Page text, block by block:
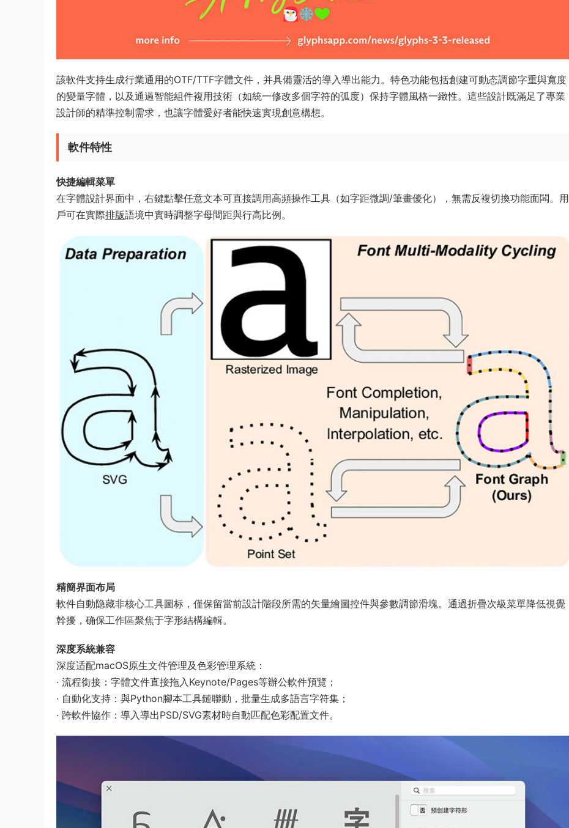
該軟件支持生成行業通用的OTF/TTF字體文件，并具備靈活的導入導出能力。特色功能包括創建可動态調節字重與寬度
的變量字體，以及通過智能組件複用技術（如統一修改多個字符的弧度）保持字體風格一緻性。這些設計既滿足了專業
設計師的精準控制需求，也讓字體愛好者能快速實現創意構想。
軟件特性
快捷編輯菜單​
在字體設計界面中，右鍵點擊任意文本可直接調用高頻操作工具（如字距微調/筆畫優化），無需反複切換功能面闆。用
戶可在實際排版語境中實時調整字母間距與行高比例。
​精簡界面布局​
軟件自動隐藏非核心工具圖标，僅保留當前設計階段所需的矢量繪圖控件與參數調節滑塊。通過折疊次級菜單降低視覺
幹擾，确保工作區聚焦于字形結構編輯。
​深度系統兼容​
深度适配macOS原生文件管理及色彩管理系統：
​· 流程銜接​：字體文件直接拖入Keynote/Pages等辦公軟件預覽；
· ​自動化支持​：與Python腳本工具鏈聯動，批量生成多語言字符集；
​· 跨軟件協作​：導入導出PSD/SVG素材時自動匹配色彩配置文件。